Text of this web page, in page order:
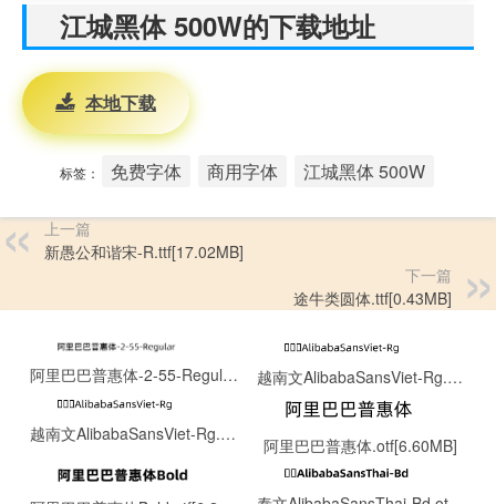
江城黑体 500W的下载地址
本地下载
标签： 免费字体 商用字体 江城黑体 500W
上一篇
新愚公和谐宋-R.ttf[17.02MB]
下一篇
途牛类圆体.ttf[0.43MB]
阿里巴巴普惠体-2-55-Regular.ttf[8.06MB] 越南文AlibabaSansViet-Rg.otf[0.13MB]
越南文AlibabaSansViet-Rg.otf[0.13MB]
阿里巴巴普惠体.otf[6.60MB]